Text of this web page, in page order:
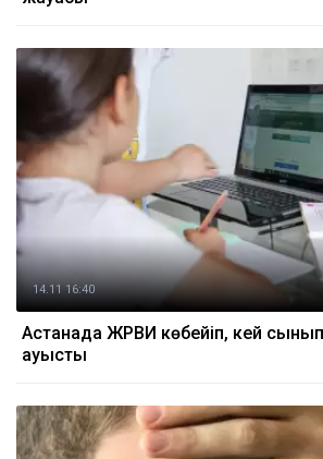
14.11 16:40
Астанада ЖРВИ көбейіп, кей
ауысты